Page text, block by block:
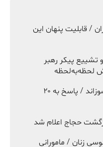
/ قابلیت پنهان این
تشییع پیکر رهبر
لحظه‌به‌لحظه
ناو وینسنس ۲۹۱ رؤیا را سوزاند / پاسخ به ۲۰
حجاج اعلام شد
زنان / مامورانی